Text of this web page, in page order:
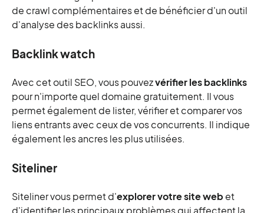
de crawl complémentaires et de bénéficier d'un outil
d'analyse des backlinks aussi.
Backlink watch
Avec cet outil SEO, vous pouvezvérifier les backlinks
pour n'importe quel domaine gratuitement. Il vous
permet également de lister, vérifier et comparer vos
liens entrants avec ceux de vos concurrents. Il indique
également les ancres les plus utilisées.
Siteliner
Siteliner vous permet d'explorer votre site web et
d'identifier les principaux problèmes qui affectent la